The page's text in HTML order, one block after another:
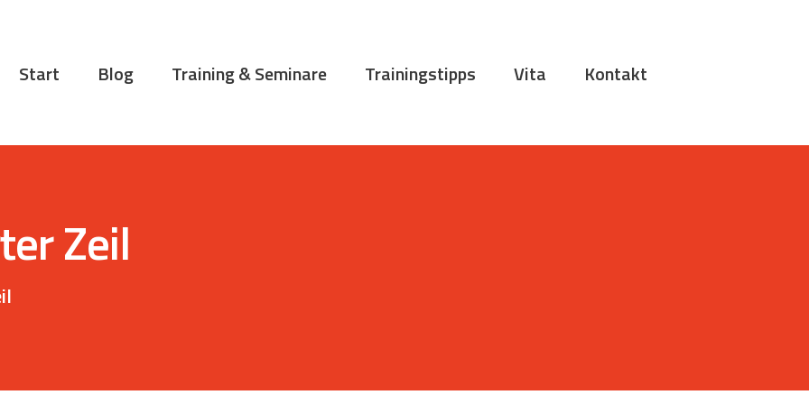
Start Blog Training & Seminare Trainingstipps Vita Kontakt
Zeil
BLOG
SEMINARE
KONTAKT